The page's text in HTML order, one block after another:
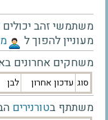
משתמשי זהב
מעוניין להפוך ל
משחקים אחרונים
סוג עדכון אחרון לבן
משתתף בטורנירים